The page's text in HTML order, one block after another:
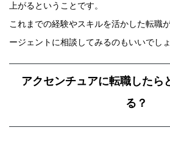
上がるということです。
これまでの経験やスキルを活かした転職
ージェントに相談してみるのもいいでしょ
アクセンチュアに転職したら
る？